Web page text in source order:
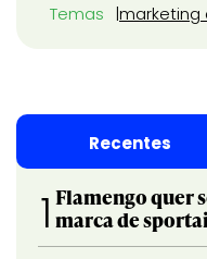
Temas marketing
Recentes
1 Flamengo quer
marca de